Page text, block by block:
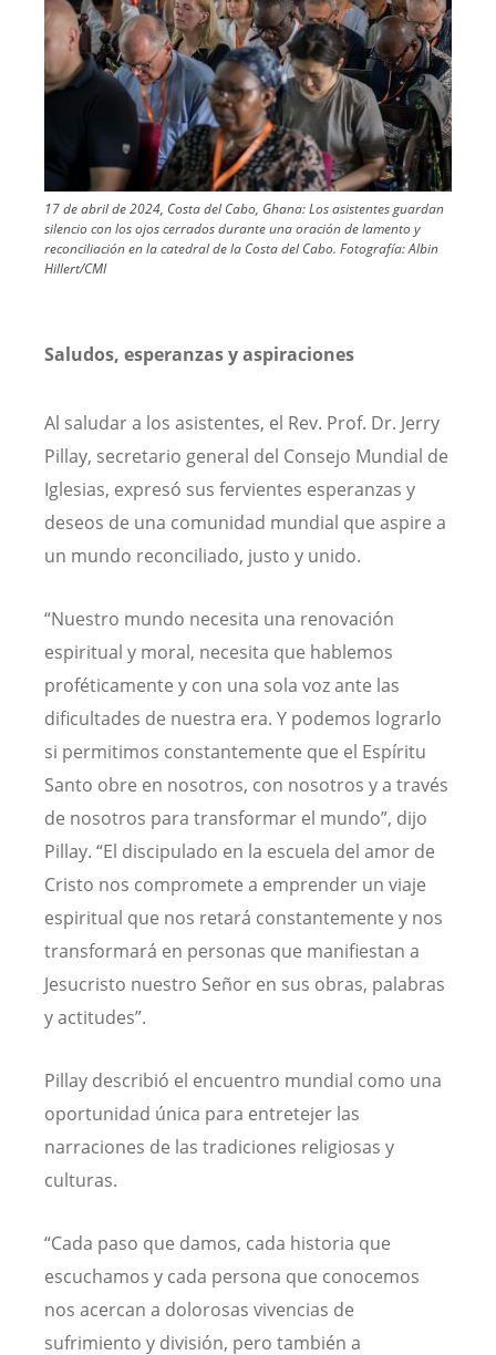
17 de abril de 2024, Costa del Cabo, Ghana: Los asistentes guardan
silencio con los ojos cerrados durante una oración de lamento y
reconciliación en la catedral de la Costa del Cabo. Fotografía:Albin
Hillert/CMI
Saludos, esperanzas y aspiraciones
Al saludar a los asistentes, el Rev. Prof. Dr. Jerry
Pillay, secretario general del Consejo Mundial de
Iglesias, expresó sus fervientes esperanzas y
deseos de una comunidad mundial que aspire a
un mundo reconciliado, justo y unido.
“Nuestro mundo necesita una renovación
espiritual y moral, necesita que hablemos
proféticamente y con una sola voz ante las
dificultades de nuestra era. Y podemos lograrlo
si permitimos constantemente que el Espíritu
Santo obre en nosotros, con nosotros y a través
de nosotros para transformar el mundo”, dijo
Pillay. “El discipulado en la escuela del amor de
Cristo nos compromete a emprender un viaje
espiritual que nos retará constantemente y nos
transformará en personas que manifiestan a
Jesucristo nuestro Señor en sus obras, palabras
y actitudes”.
Pillay describió el encuentro mundial como una
oportunidad única para entretejer las
narraciones de las tradiciones religiosas y
culturas.
“Cada paso que damos, cada historia que
escuchamos y cada persona que conocemos
nos acercan a dolorosas vivencias de
sufrimiento y división, pero también a